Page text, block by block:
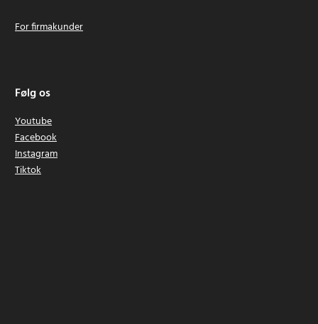
For firmakunder
Følg os
Youtube
Facebook
Instagram
Tiktok